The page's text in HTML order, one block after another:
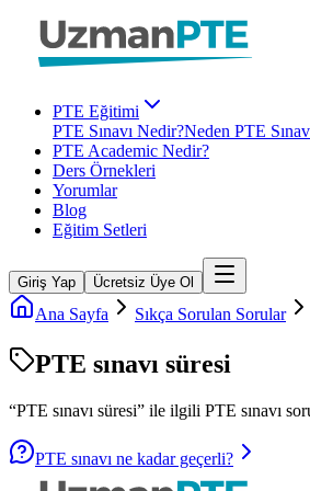
PTE Eğitimi
PTE Sınavı Nedir?Neden PTE
PTE Academic Nedir?
Ders Örnekleri
Yorumlar
Blog
Eğitim Setleri
Giriş Yap Ücretsiz Üye Ol
Ana Sayfa Sıkça Sorulan Sorular
PTE sınavı süresi
“PTE sınavı süresi” ile ilgili PTE sınavı
PTE sınavı ne kadar geçerli?